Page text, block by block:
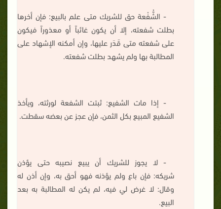
- الشُّفْعة حق للشريك متى علم بالبيع: فإن أخرها
بطلت شفعته، إلا أن يكون غائباً أو معذوراً فيكون
على شفعته متى قَدَر عليها، وإن أمكنه الإشهاد على
المطالبة بها ولم يشهد بطلت شفعته.
- إذا مات الشفيع: ثبتت الشفعة لورثته، ويأخذ
الشفيع المبيع بكل الثمن، فإن عجز عن بعضه سقطت.
- لا يجوز للشريك أن يبيع نصيبه حتى يؤذن
شريكه: فإن باع ولم يؤذنه فهو أحق به، وإن أذن له
وقال: لا غرض لي فيه، لم يكن له المطالبة به بعد
البيع.